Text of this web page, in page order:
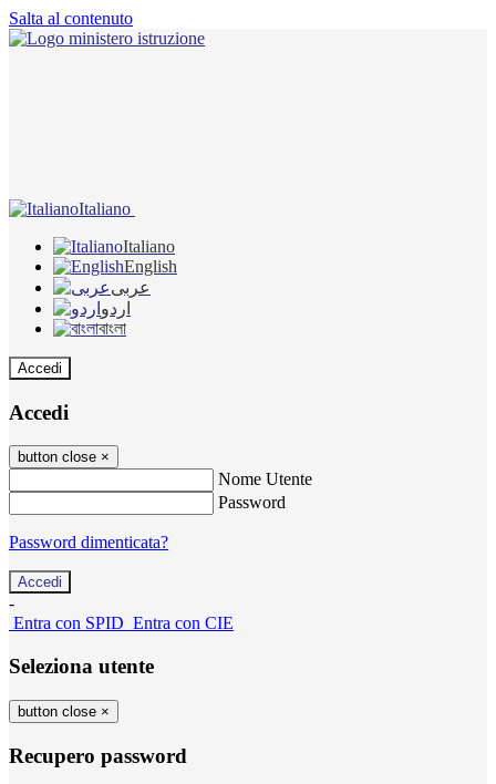
Salta al contenuto
Italiano
Italiano
English
عربى
اردو
বাংলা
Accedi
Accedi
button close ×
Nome Utente
Password
Password dimenticata?
-
Entra con SPID Entra con CIE
Seleziona utente
button close ×
Recupero password